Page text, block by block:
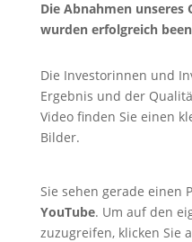
Die Abnahmen unseres
wurden erfolgreich
Die Investorinnen und
Ergebnis und der
Video finden Sie einen
Bilder.
Sie sehen gerade einen
YouTube. Um auf den
zuzugreifen, klicken Sie